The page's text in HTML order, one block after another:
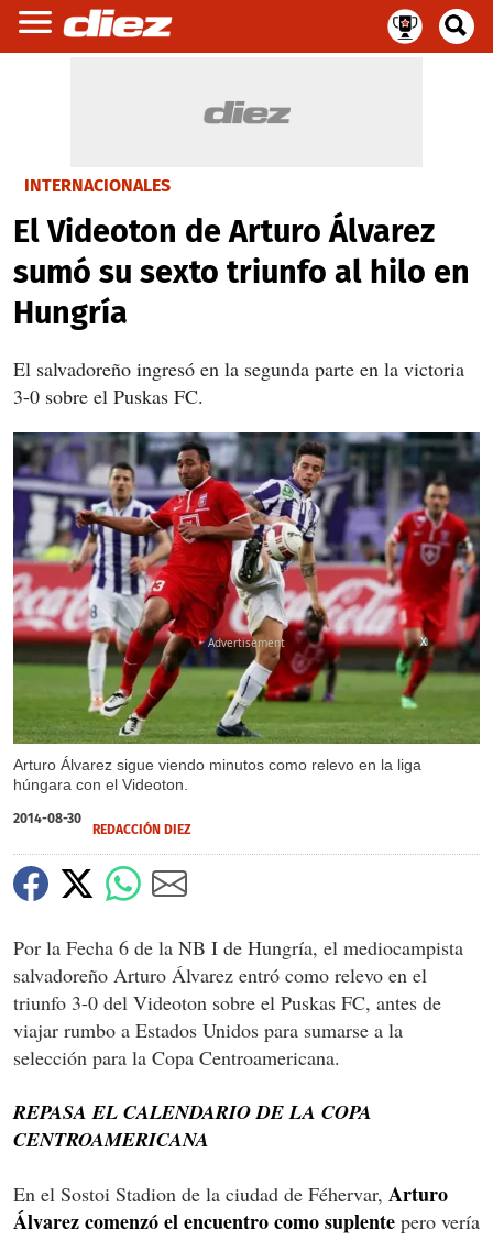
INTERNACIONALES
El Videoton de Arturo Álvarez
sumó su sexto triunfo al hilo en
Hungría
El salvadoreño ingresó en la segunda parte en la victoria
3-0 sobre el Puskas FC.
Arturo Álvarez sigue viendo minutos como relevo en la liga
húngara con el Videoton.
X
2014-08-30
REDACCIÓN DIEZ
Por la Fecha 6 de la NB I de Hungría, el mediocampista
salvadoreño Arturo Álvarez entró como relevo en el
triunfo 3-0 del Videoton sobre el Puskas FC, antes de
viajar rumbo a Estados Unidos para sumarse a la
selección para la Copa Centroamericana.
REPASA EL CALENDARIO DE LA COPA
CENTROAMERICANA
En el Sostoi Stadion de la ciudad de Féhervar, Arturo
Álvarez comenzó el encuentro como suplente pero vería